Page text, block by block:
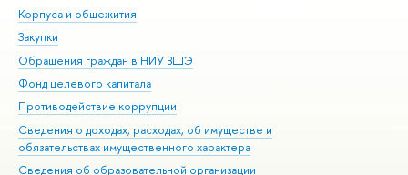
Корпуса и общежития
Закупки
Обращения граждан в НИУ ВШЭ
Фонд целевого капитала
Противодействие коррупции
Сведения о доходах, расходах, об имуществе и
обязательствах имущественного характера
Сведения об образовательной организации